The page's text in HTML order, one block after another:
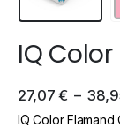
IQ
27,07 € –
IQ Color